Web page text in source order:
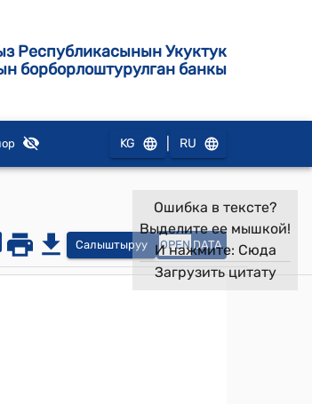
Республикасынын Укуктук
борборлоштурулган банкы
KG RU
Салыштыруу OPEN DATA
Ошибка в тексте?
Выделите ее мышкой!
И нажмите: Сюда
Загрузить цитату